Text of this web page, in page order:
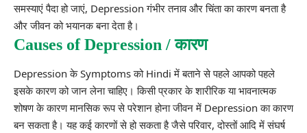
समस्याएं पैदा हो जाएं, Depression गंभीर तनाव और चिंता का कारण बनता है
और जीवन को भयानक बना देता है।
Causes of Depression / कारण
Depression के Symptoms को Hindi में बताने से पहले आपको पहले
इसके कारण को जान लेना चाहिए। किसी प्रकार के शारीरिक या भावनात्मक
शोषण के कारण मानसिक रूप से परेशान होना जीवन में Depression का कारण
बन सकता है। यह कई कारणों से हो सकता है जैसे परिवार, दोस्तों आदि में संघर्ष